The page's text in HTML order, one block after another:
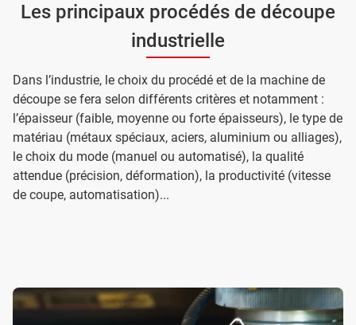
Les principaux procédés de découpe
industrielle
Dans l’industrie, le choix du procédé et de la machine de
découpe se fera selon différents critères et notamment :
l’épaisseur (faible, moyenne ou forte épaisseurs), le type de
matériau (métaux spéciaux, aciers, aluminium ou alliages),
le choix du mode (manuel ou automatisé), la qualité
attendue (précision, déformation), la productivité (vitesse
de coupe, automatisation)...